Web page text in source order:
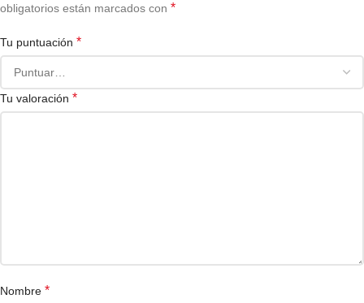
obligatorios están marcados con *
Tu puntuación *
Tu valoración *
Nombre *